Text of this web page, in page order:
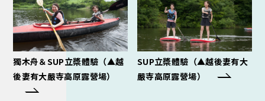
獨木舟＆SUP立槳體驗（▲越
後妻有大嚴寺高原露營場）
SUP立槳體驗（▲越後妻有大
嚴寺高原露營場）